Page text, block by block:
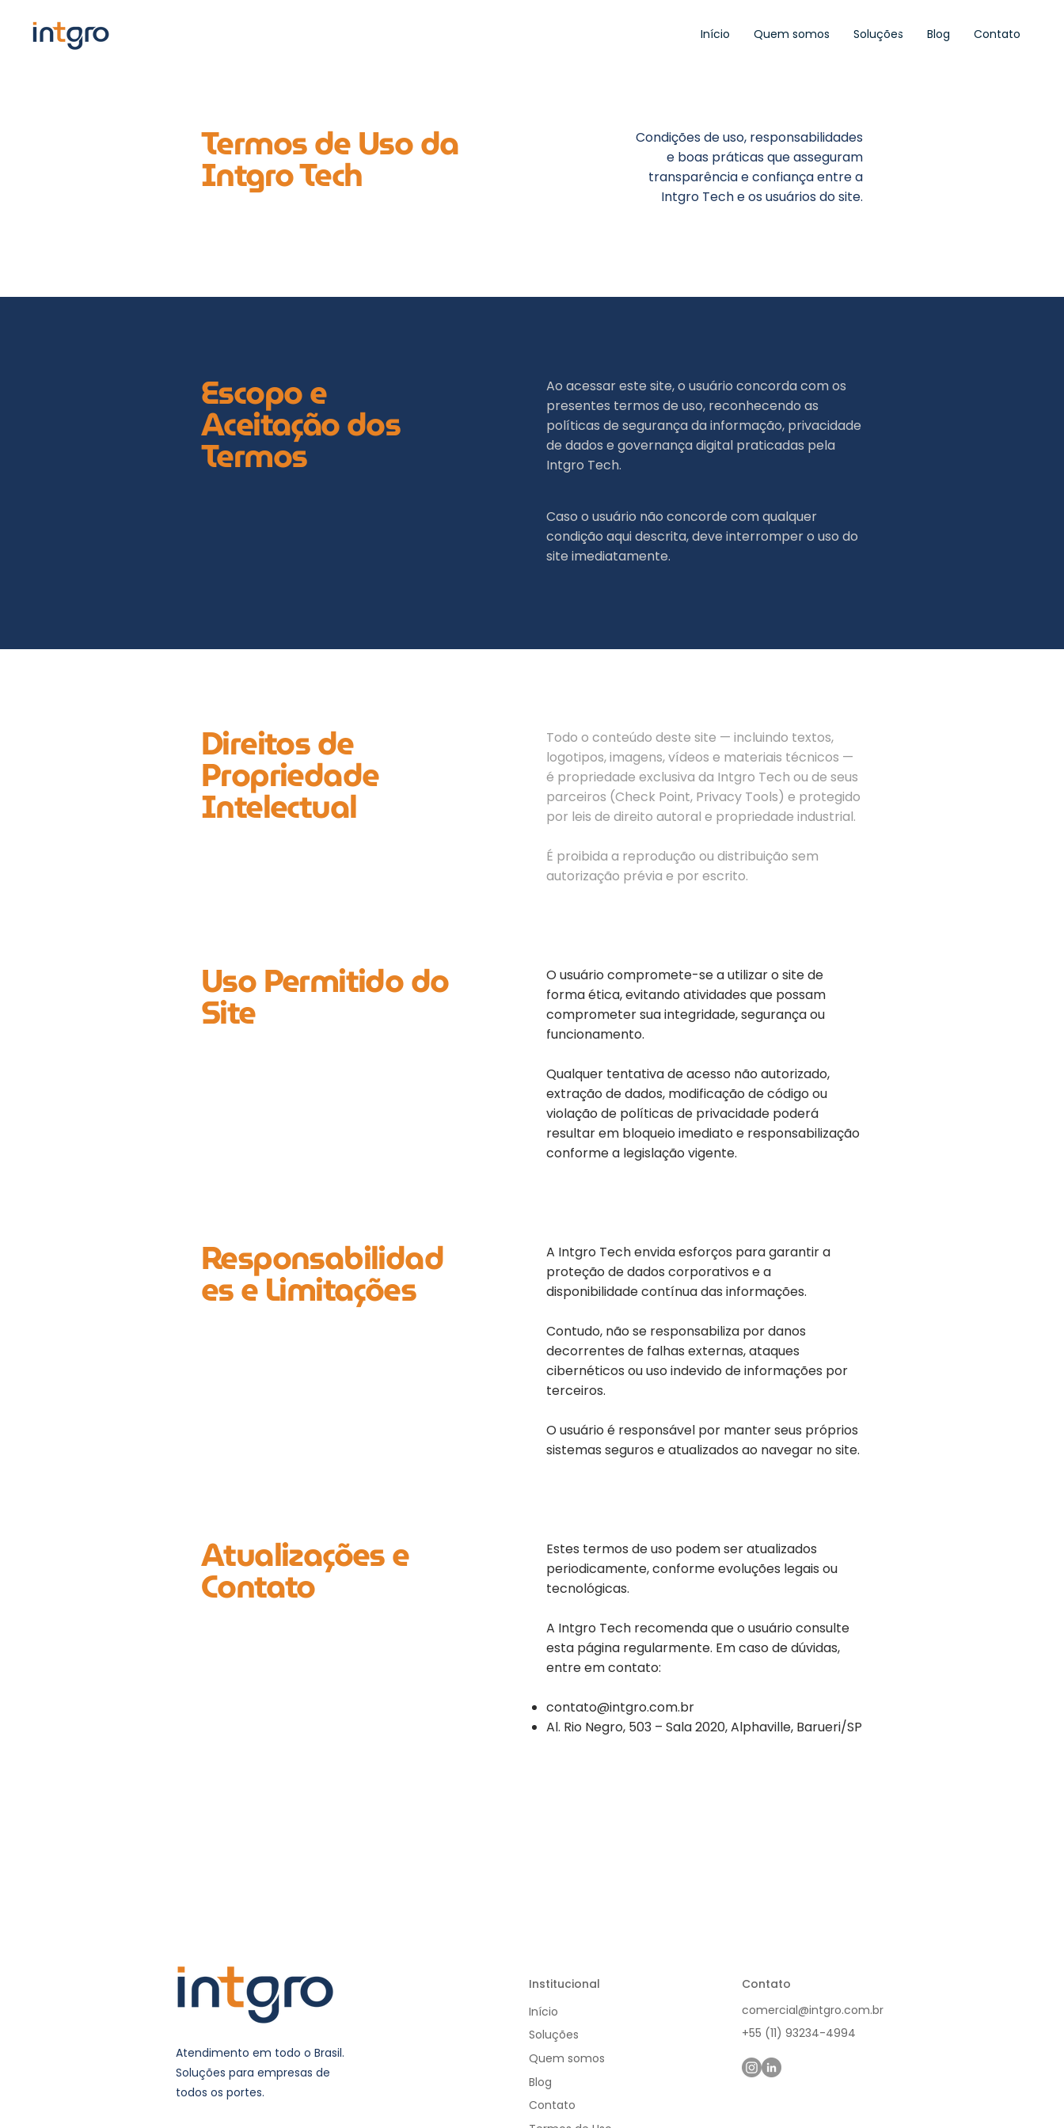
Início Quem somos Soluções Blog Contato
Termos de Uso da
Intgro Tech
Condições de uso, responsabilidades
e boas práticas que asseguram
transparência e confiança entre a
Intgro Tech e os usuários do site.
Escopo e
Aceitação dos
Termos
Ao acessar este site, o usuário concorda com os
presentes termos de uso, reconhecendo as
políticas de segurança da informação, privacidade
de dados e governança digital praticadas pela
Intgro Tech.
Caso o usuário não concorde com qualquer
condição aqui descrita, deve interromper o uso do
site imediatamente.
Direitos de
Propriedade
Intelectual
Todo o conteúdo deste site — incluindo textos,
logotipos, imagens, vídeos e materiais técnicos —
é propriedade exclusiva da Intgro Tech ou de seus
parceiros (Check Point, Privacy Tools) e protegido
por leis de direito autoral e propriedade industrial.
É proibida a reprodução ou distribuição sem
autorização prévia e por escrito.
Uso Permitido do
Site
O usuário compromete-se a utilizar o site de
forma ética, evitando atividades que possam
comprometer sua integridade, segurança ou
funcionamento.
Qualquer tentativa de acesso não autorizado,
extração de dados, modificação de código ou
violação de políticas de privacidade poderá
resultar em bloqueio imediato e responsabilização
conforme a legislação vigente.
Responsabilidad
es e Limitações
A Intgro Tech envida esforços para garantir a
proteção de dados corporativos e a
disponibilidade contínua das informações.
Contudo, não se responsabiliza por danos
decorrentes de falhas externas, ataques
cibernéticos ou uso indevido de informações por
terceiros.
O usuário é responsável por manter seus próprios
sistemas seguros e atualizados ao navegar no site.
Atualizações e
Contato
Estes termos de uso podem ser atualizados
periodicamente, conforme evoluções legais ou
tecnológicas.
A Intgro Tech recomenda que o usuário consulte
esta página regularmente. Em caso de dúvidas,
entre em contato:
contato@intgro.com.br
Al. Rio Negro, 503 – Sala 2020, Alphaville, Barueri/SP
Atendimento em todo o Brasil.
Soluções para empresas de
todos os portes.
Institucional
Início
Soluções
Quem somos
Blog
Contato
Contato
comercial@intgro.com.br
+55 (11) 93234-4994